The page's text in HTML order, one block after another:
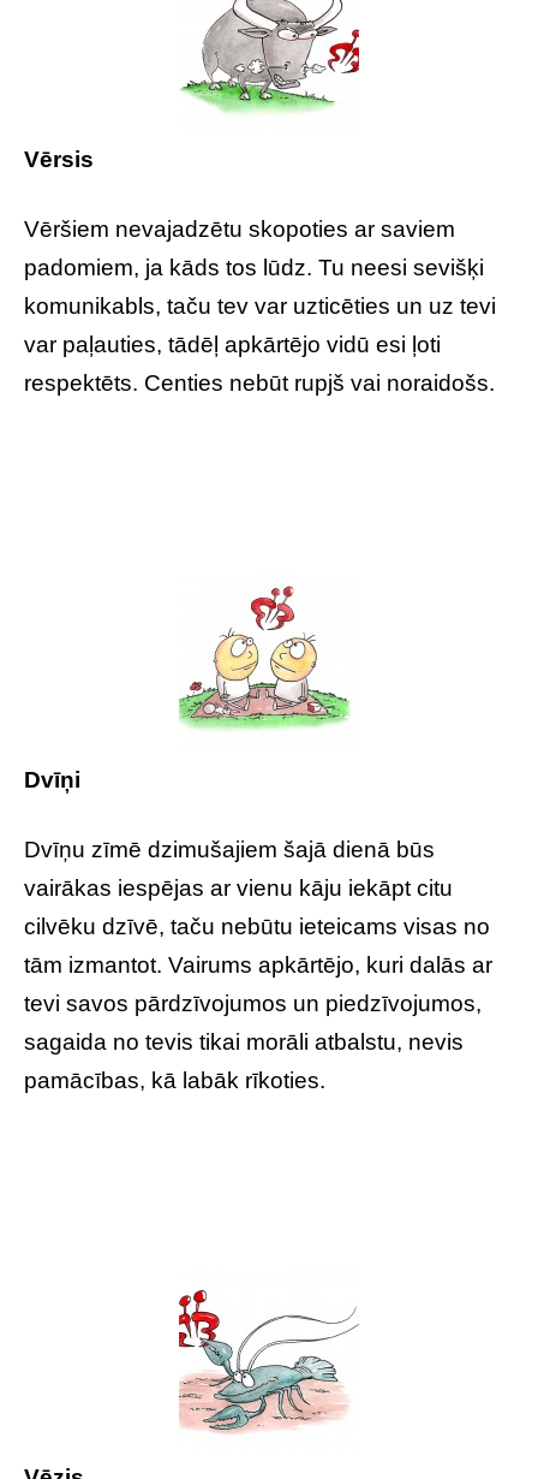
Vērsis
Vēršiem nevajadzētu skopoties ar saviem
padomiem, ja kāds tos lūdz. Tu neesi sevišķi
komunikabls, taču tev var uzticēties un uz tevi
var paļauties, tādēļ apkārtējo vidū esi ļoti
respektēts. Centies nebūt rupjš vai noraidošs.
Dvīņi
Dvīņu zīmē dzimušajiem šajā dienā būs
vairākas iespējas ar vienu kāju iekāpt citu
cilvēku dzīvē, taču nebūtu ieteicams visas no
tām izmantot. Vairums apkārtējo, kuri dalās ar
tevi savos pārdzīvojumos un piedzīvojumos,
sagaida no tevis tikai morāli atbalstu, nevis
pamācības, kā labāk rīkoties.